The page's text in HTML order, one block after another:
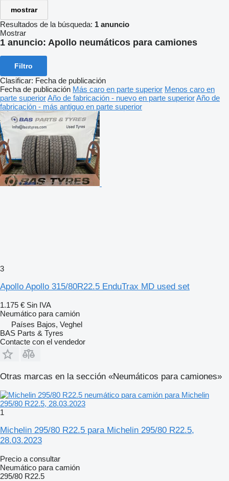
mostrar
Resultados de la búsqueda: 1 anuncio
Mostrar
1 anuncio: Apollo neumáticos para camiones
Filtro
Clasificar: Fecha de publicación
Fecha de publicación Más caro en parte superior Menos caro en
parte superiorAño de fabricación - nuevo en parte superiorAño de
fabricación - más antiguo en parte superior
3
Apollo Apollo 315/80R22.5 EnduTrax MD used set
1.175 € Sin IVA
Neumático para camión
Países Bajos, Veghel
BAS Parts & Tyres
Contacte con el vendedor
Otras marcas en la sección «Neumáticos para camiones»
1
Michelin 295/80 R22.5 para Michelin 295/80 R22.5,
28.03.2023
Precio a consultar
Neumático para camión
295/80 R22.5